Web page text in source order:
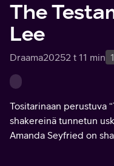
The
Lee
Draama20252 t 11 min
Tositarinaan perustuva
shakereinä tunnetun
Amanda Seyfried on